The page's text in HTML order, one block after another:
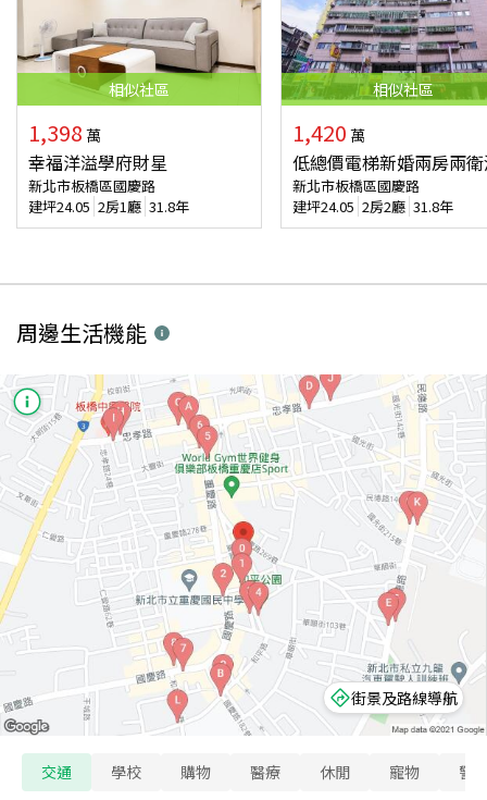
相似社區
1,398 萬
幸福洋溢學府財星
新北市板橋區國慶路
建坪24.05 2房1廳 31.8年
相似社區
1,420 萬
低總價電梯新婚兩房兩
新北市板橋區國慶路
建坪24.05 2房2廳 31.8年
周邊生活機能
街景及路線導航
交通 學校 購物 醫療 休閒 寵物 警